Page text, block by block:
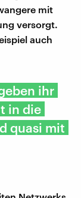
mit
versorgt.
auch
ihr
in die
quasi mit